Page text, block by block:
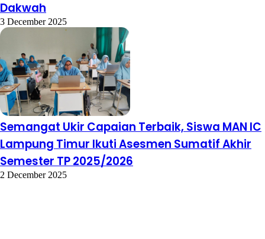
Dakwah
3 December 2025
Semangat Ukir Capaian Terbaik, Siswa MAN IC
Lampung Timur Ikuti Asesmen Sumatif Akhir
Semester TP 2025/2026
2 December 2025